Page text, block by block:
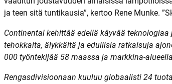
ja teen sitä tuntikausia”, kertoo Rene Munke.
Continental kehittää edellä käyvää
tehokkaita, älykkäitä ja edullisia ratkaisuja
000 työntekijää 58 maassa ja markkina-
Rengasdivisioonaan kuuluu globaalisti 24